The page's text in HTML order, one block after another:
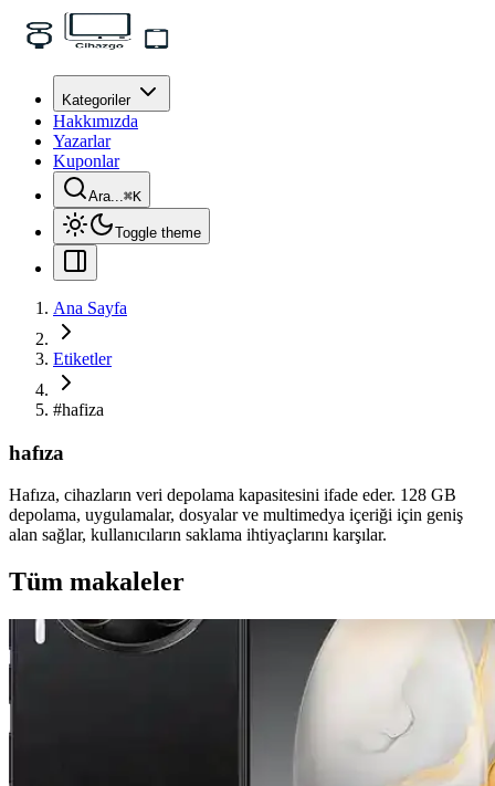
Kategoriler
Hakkımızda
Yazarlar
Kuponlar
Ara...⌘K
Toggle theme
Ana Sayfa
Etiketler
#hafiza
hafıza
Hafıza, cihazların veri depolama kapasitesini ifade eder. 128 GB
depolama, uygulamalar, dosyalar ve multimedya içeriği için geniş
alan sağlar, kullanıcıların saklama ihtiyaçlarını karşılar.
Tüm makaleler